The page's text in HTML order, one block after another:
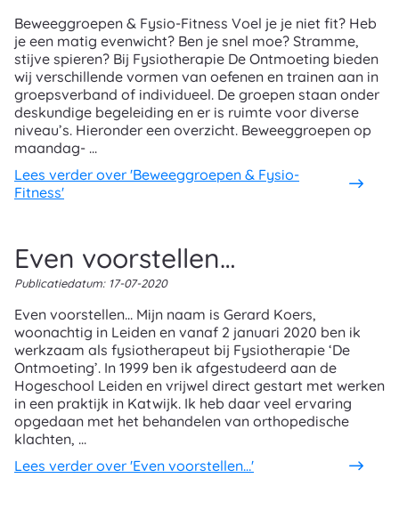
Beweeggroepen & Fysio-Fitness Voel je je niet fit? Heb
je een matig evenwicht? Ben je snel moe? Stramme,
stijve spieren? Bij Fysiotherapie De Ontmoeting bieden
wij verschillende vormen van oefenen en trainen aan in
groepsverband of individueel. De groepen staan onder
deskundige begeleiding en er is ruimte voor diverse
niveau’s. Hieronder een overzicht. Beweeggroepen op
maandag- ...
Lees verder over 'Beweeggroepen & Fysio-
Fitness'
Even voorstellen…
Publicatiedatum: 17-07-2020
Even voorstellen… Mijn naam is Gerard Koers,
woonachtig in Leiden en vanaf 2 januari 2020 ben ik
werkzaam als fysiotherapeut bij Fysiotherapie ‘De
Ontmoeting’. In 1999 ben ik afgestudeerd aan de
Hogeschool Leiden en vrijwel direct gestart met werken
in een praktijk in Katwijk. Ik heb daar veel ervaring
opgedaan met het behandelen van orthopedische
klachten, ...
Lees verder over 'Even voorstellen…'